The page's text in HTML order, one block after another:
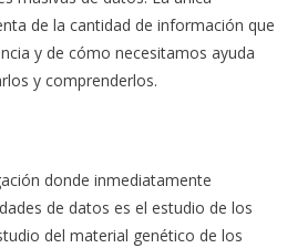
de la cantidad de información que
y de cómo necesitamos ayuda
y comprenderlos.
donde inmediatamente
de datos es el estudio de los
del material genético de los